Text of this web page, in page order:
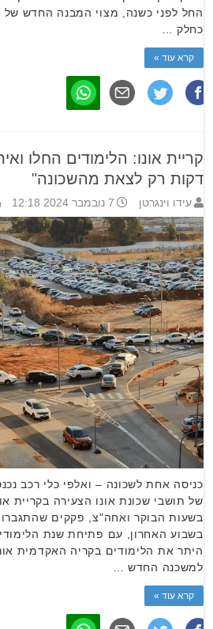
החל לפני כשנה, מצוי המבנה החדש של
כחלק …
קרא עוד »
דקות רק לצאת מהשכונה"
עידו וינגרטן 7 נובמבר 2024 12:18
כניסה אחת לשכונה – ואלפי כלי רכב
של תושבי שכונת אונו הצעירה בקריית
בשעות הבוקר ואחה"צ, פקקים
בשבוע האחרון, עם פתיחת שנת
היתר את הלימודים בקריה האקדמית
למשכנה החדש …
קרא עוד »